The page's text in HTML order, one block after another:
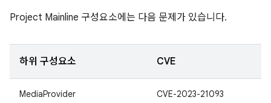
Project Mainline 구성요소에는 다음 문제가 있습니다.
하위 구성요소 CVE
MediaProvider CVE-2023-21093